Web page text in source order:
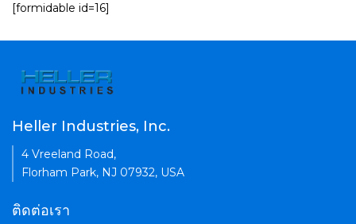
[formidable id=16]
Heller Industries, Inc.
4 Vreeland Road,
Florham Park, NJ 07932, USA
ติดต่อเรา